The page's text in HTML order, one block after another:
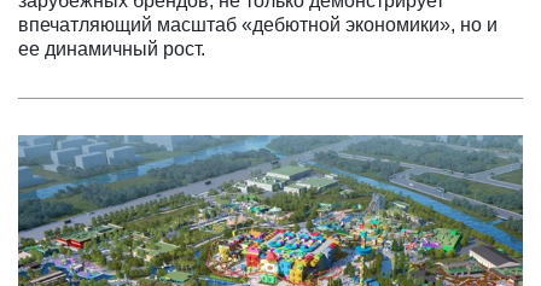
впечатляющий масштаб «дебютной экономики», но и
ее динамичный рост.